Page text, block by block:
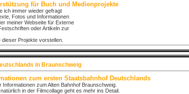
für Buch und Medienprojekte
ich immer wieder gefragt
Fotos und Informationen
meiner Webseite für Externe
oder Artikeln zur
Projekte vorstellen.
in Braunschweig
zum ersten Staatsbahnhof Deutschlands
Informationen zum Alten Bahnhof Braunschweig.
in der Filmcollage geht es mehr ins Detail.